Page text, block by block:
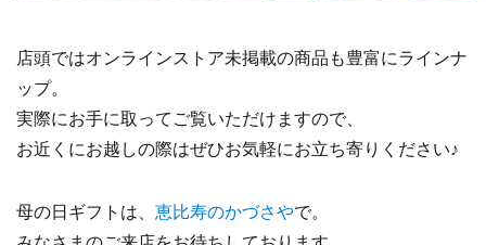
店頭ではオンラインストア未掲載の商品も豊富にラインナ
ップ。
実際にお手に取ってご覧いただけますので、
お近くにお越しの際はぜひお気軽にお立ち寄りください♪
母の日ギフトは、 恵比寿のかづさやで。